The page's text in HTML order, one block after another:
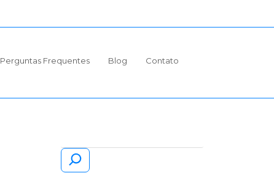
Perguntas Frequentes Blog Contato